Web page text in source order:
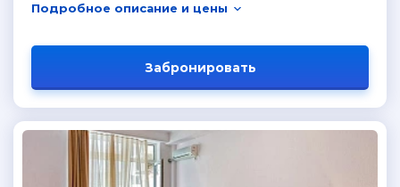
Подробное описание и цены
Забронировать